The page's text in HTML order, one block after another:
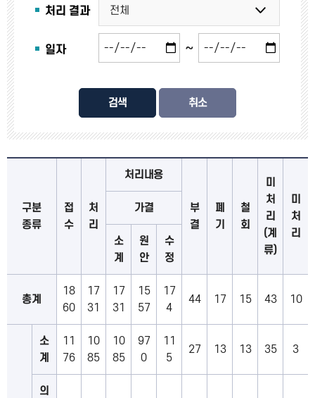
처리 결과
일자 ~
검색
구분
종류
접
수
처
리
처리내용
부
결
폐
기
철
회
미
처
리
(계
류)
미
처
리
가결
소
계
원
안
수
정
총계
18
60
17
31
17
31
15
57
17
4
44 17 15 43 10
소
계
11
76
10
85
10
85
97
0
11
5
27 13 13 35 3
의